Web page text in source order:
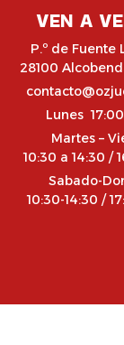
VEN A
P.º de Fuente
28100
Lunes
Martes –
10:30 a 14:30 /
Sabado-
10:30-14:30 /